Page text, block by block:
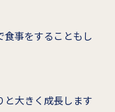
事をすることもし
と大きく成長します